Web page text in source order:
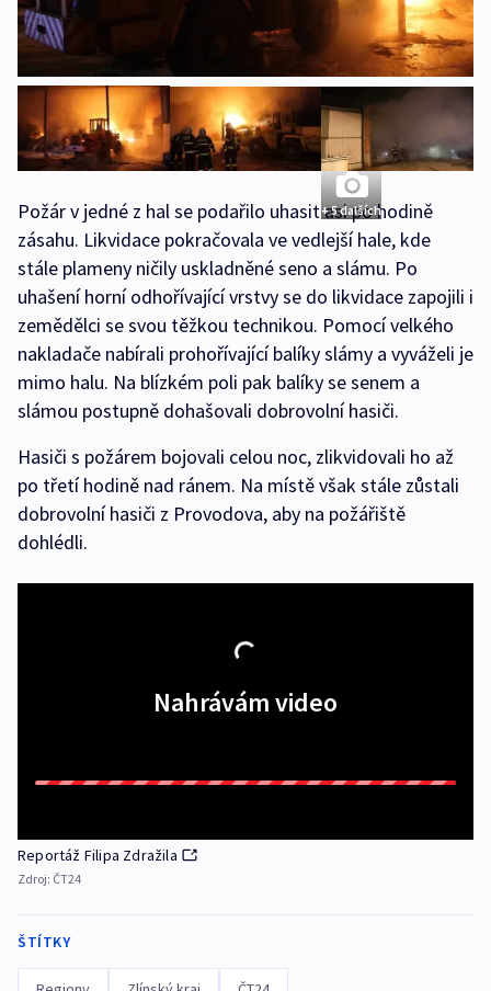
+ 5 dalších
Požár v jedné z hal se podařilo uhasit asi po hodině
zásahu. Likvidace pokračovala ve vedlejší hale, kde
stále plameny ničily uskladněné seno a slámu. Po
uhašení horní odhořívající vrstvy se do likvidace zapojili i
zemědělci se svou těžkou technikou. Pomocí velkého
nakladače nabírali prohořívající balíky slámy a vyváželi je
mimo halu. Na blízkém poli pak balíky se senem a
slámou postupně dohašovali dobrovolní hasiči.
Hasiči s požárem bojovali celou noc, zlikvidovali ho až
po třetí hodině nad ránem. Na místě však stále zůstali
dobrovolní hasiči z Provodova, aby na požářiště
dohlédli.
Nahrávám video
Reportáž Filipa Zdražila
Zdroj: ČT24
ŠTÍTKY